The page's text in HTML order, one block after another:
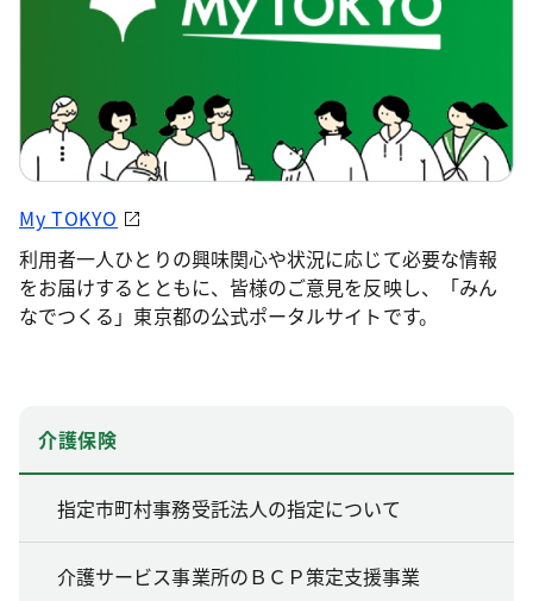
My TOKYO
利用者一人ひとりの興味関心や状況に応じて必要な情報
をお届けするとともに、皆様のご意見を反映し、「みん
なでつくる」東京都の公式ポータルサイトです。
介護保険
指定市町村事務受託法人の指定について
介護サービス事業所のＢＣＰ策定支援事業